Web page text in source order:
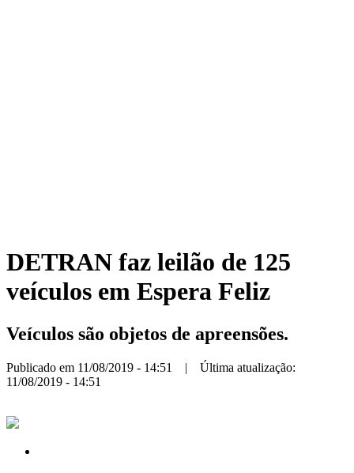
DETRAN faz leilão de 125
veículos em Espera Feliz
Veículos são objetos de apreensões.
Publicado em 11/08/2019 - 14:51 | Última atualização:
11/08/2019 - 14:51